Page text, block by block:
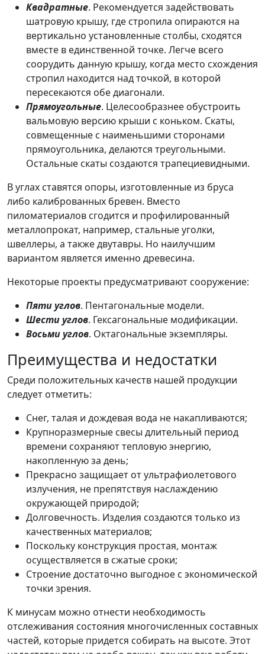
Квадратные. Рекомендуется задействовать
шатровую крышу, где стропила опираются на
вертикально установленные столбы, сходятся
вместе в единственной точке. Легче всего
соорудить данную крышу, когда место схождения
стропил находится над точкой, в которой
пересекаются обе диагонали.
Прямоугольные. Целесообразнее обустроить
вальмовую версию крыши с коньком. Скаты,
совмещенные с наименьшими сторонами
прямоугольника, делаются треугольными.
Остальные скаты создаются трапециевидными.
В углах ставятся опоры, изготовленные из бруса
либо калиброванных бревен. Вместо
пиломатериалов сгодится и профилированный
металлопрокат, например, стальные уголки,
швеллеры, а также двутавры. Но наилучшим
вариантом является именно древесина.
Некоторые проекты предусматривают сооружение:
Пяти углов. Пентагональные модели.
Шести углов. Гексагональные модификации.
Восьми углов. Октагональные экземпляры.
Преимущества и недостатки
Среди положительных качеств нашей продукции
следует отметить:
Снег, талая и дождевая вода не накапливаются;
Крупноразмерные свесы длительный период
времени сохраняют тепловую энергию,
накопленную за день;
Прекрасно защищает от ультрафиолетового
излучения, не препятствуя наслаждению
окружающей природой;
Долговечность. Изделия создаются только из
качественных материалов;
Поскольку конструкция простая, монтаж
осуществляется в сжатые сроки;
Строение достаточно выгодное с экономической
точки зрения.
К минусам можно отнести необходимость
отслеживания состояния многочисленных составных
частей, которые придется собирать на высоте. Этот